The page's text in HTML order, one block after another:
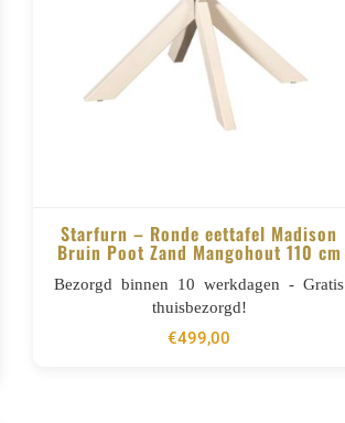
BESTELLEN
Starfurn – Ronde eettafel Madison
Bruin Poot Zand Mangohout 110 cm
Bezorgd binnen 10 werkdagen - Gratis
thuisbezorgd!
€499,00